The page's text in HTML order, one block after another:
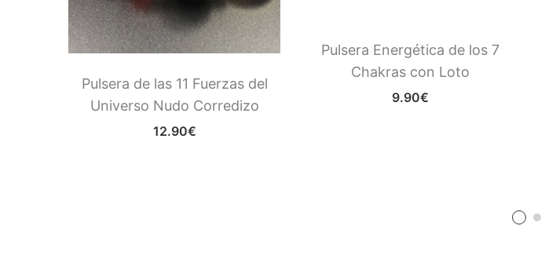
Pulsera de las 11 Fuerzas del
Universo Nudo Corredizo
12.90€
Pulsera Energética de los 7
Chakras con Loto
9.90€